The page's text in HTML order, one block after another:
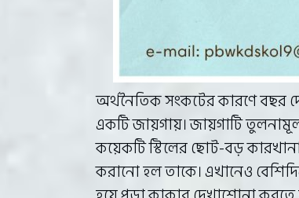
অর্থনৈতিক সংকটের কারণে বছর
একটি জায়গায়। জায়গাটি
কয়েকটি স্টিলের ছোট-বড়
করানো হল তাকে। এখানেও